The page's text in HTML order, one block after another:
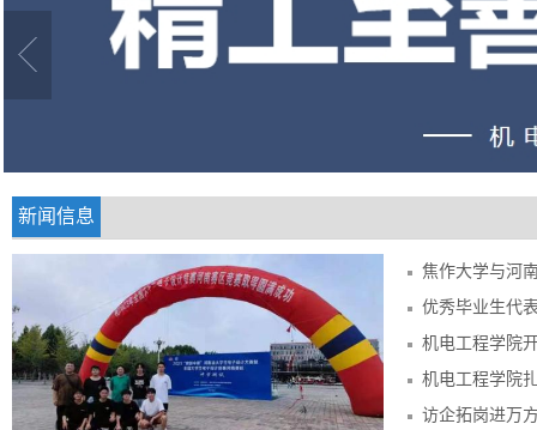
新闻信息
优秀毕业生代
访企拓岗进万